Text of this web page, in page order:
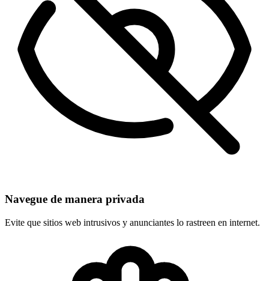
Navegue de manera privada
Evite que sitios web intrusivos y anunciantes lo rastreen en internet.